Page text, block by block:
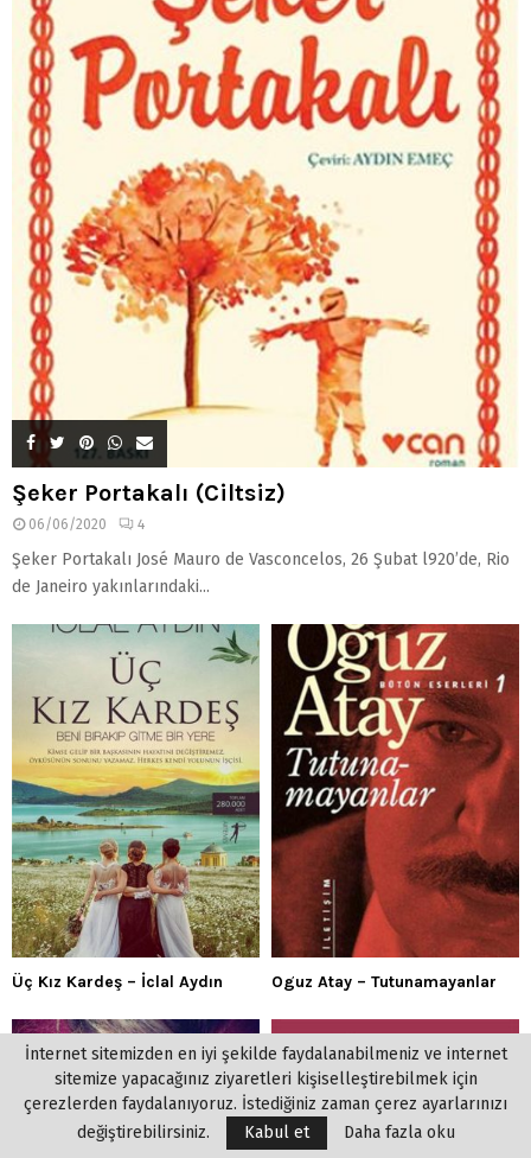
Şeker Portakalı (Ciltsiz)
06/06/2020 4
Şeker Portakalı José Mauro de Vasconcelos, 26 Şubat l920’de, Rio
de Janeiro yakınlarındaki...
Üç Kız Kardeş – İclal Aydın Oguz Atay – Tutunamayanlar
İnternet sitemizden en iyi şekilde faydalanabilmeniz ve internet
sitemize yapacağınız ziyaretleri kişiselleştirebilmek için
çerezlerden faydalanıyoruz. İstediğiniz zaman çerez ayarlarınızı
değiştirebilirsiniz.
Kabul et Daha fazla oku